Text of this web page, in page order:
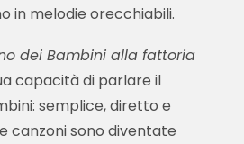
in melodie orecchiabili.
dei Bambini alla fattoria
capacità di parlare il
semplice, diretto e
canzoni sono diventate